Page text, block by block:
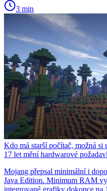
3 min
Kdo má starší počítač, možná si
17 let mění hardwarové
Mojang přepsal minimální i
Java Edition. Minimum RAM
integrované grafiky dokonce na